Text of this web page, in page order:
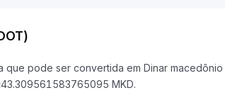
que pode ser convertida em Dinar
MKD.